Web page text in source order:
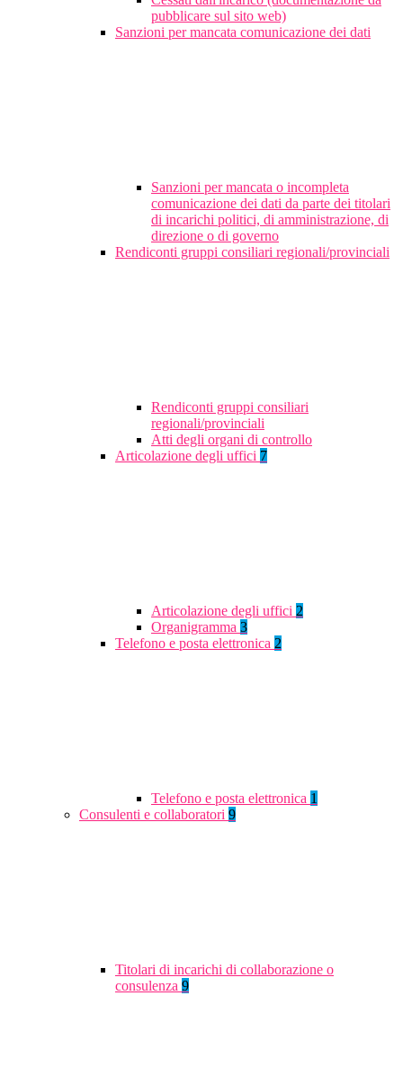
pubblicare sul sito web)
Sanzioni per mancata comunicazione dei dati
Sanzioni per mancata o incompleta
comunicazione dei dati da parte dei titolari
di incarichi politici, di amministrazione, di
direzione o di governo
Rendiconti gruppi consiliari regionali/provinciali
Rendiconti gruppi consiliari
regionali/provinciali
Atti degli organi di controllo
Articolazione degli uffici 7
Articolazione degli uffici 2
Organigramma 3
Telefono e posta elettronica 2
Telefono e posta elettronica 1
Consulenti e collaboratori 9
Titolari di incarichi di collaborazione o
consulenza 9